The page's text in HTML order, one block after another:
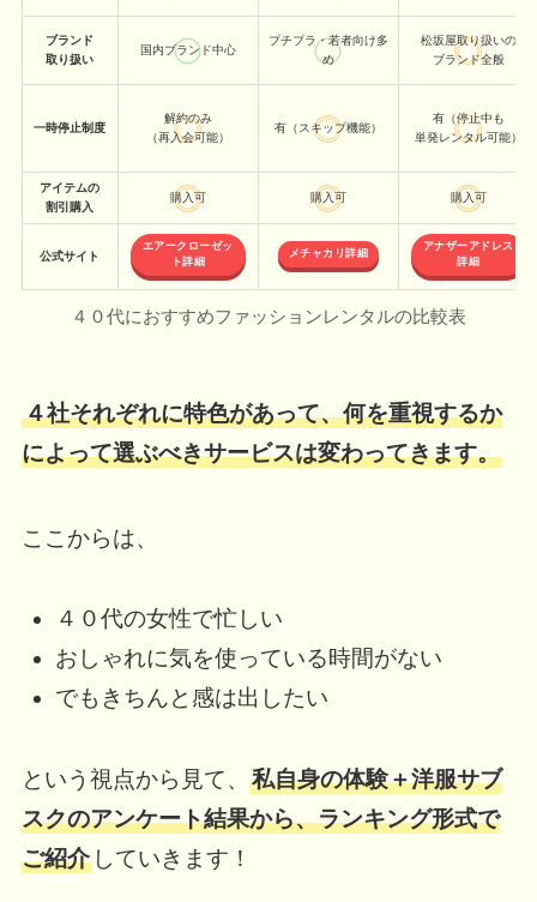
ブランド
取り扱い
国内ブランド中心
プチプラ・若者向け多
め
松坂屋取り扱いの
ブランド全般
一時停止制度
解約のみ
（再入会可能）
有（スキップ機能）
有（停止中も
単発レンタル可能）
アイテムの
割引購入
購入可 購入可 購入可
公式サイト
エアークローゼッ
ト詳細
メチャカリ詳細
アナザーアドレス
詳細
４０代におすすめファッションレンタルの比較表
４社それぞれに特色があって、何を重視するか
によって選ぶべきサービスは変わってきます。
ここからは、
４０代の女性で忙しい
おしゃれに気を使っている時間がない
でもきちんと感は出したい
という視点から見て、 私自身の体験＋洋服サブ
スクのアンケート結果から、ランキング形式で
ご紹介していきます！